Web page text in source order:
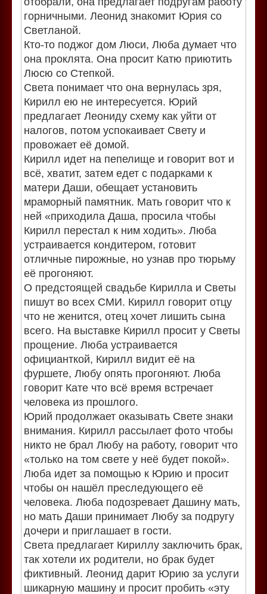
горничными. Леонид знакомит Юрия со
Светланой.
Кто-то поджог дом Люси, Люба думает что
она проклята. Она просит Катю приютить
Люсю со Степкой.
Света понимает что она вернулась зря,
Кирилл ею не интересуется. Юрий
предлагает Леониду схему как уйти от
налогов, потом успокаивает Свету и
провожает её домой.
Кирилл идет на пепелище и говорит вот и
всё, хватит, затем едет с подарками к
матери Даши, обещает установить
мраморный памятник. Мать говорит что к
ней «приходила Даша, просила чтобы
Кирилл перестал к ним ходить». Люба
устраивается кондитером, готовит
отличные пирожные, но узнав про тюрьму
её прогоняют.
О предстоящей свадьбе Кирилла и Светы
пишут во всех СМИ. Кирилл говорит отцу
что не женится, отец хочет лишить сына
всего. На выставке Кирилл просит у Светы
прощение. Люба устраивается
официанткой, Кирилл видит её на
фуршете, Любу опять прогоняют. Люба
говорит Кате что всё время встречает
человека из прошлого.
Юрий продолжает оказывать Свете знаки
внимания. Кирилл рассылает фото чтобы
никто не брал Любу на работу, говорит что
«только на том свете у неё будет покой».
Люба идет за помощью к Юрию и просит
чтобы он нашёл преследующего её
человека. Люба подозревает Дашину мать,
но мать Даши принимает Любу за подругу
дочери и приглашает в гости.
Света предлагает Кириллу заключить брак,
так хотели их родители, но брак будет
фиктивный. Леонид дарит Юрию за услуги
шикарную машину и просит пробить «эту